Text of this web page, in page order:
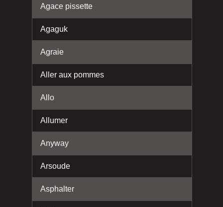
Agace pissette
Agaguk
Agraie
Aller aux pommes
Allo
Allumer
Anyway
Arsoude
Asphalter